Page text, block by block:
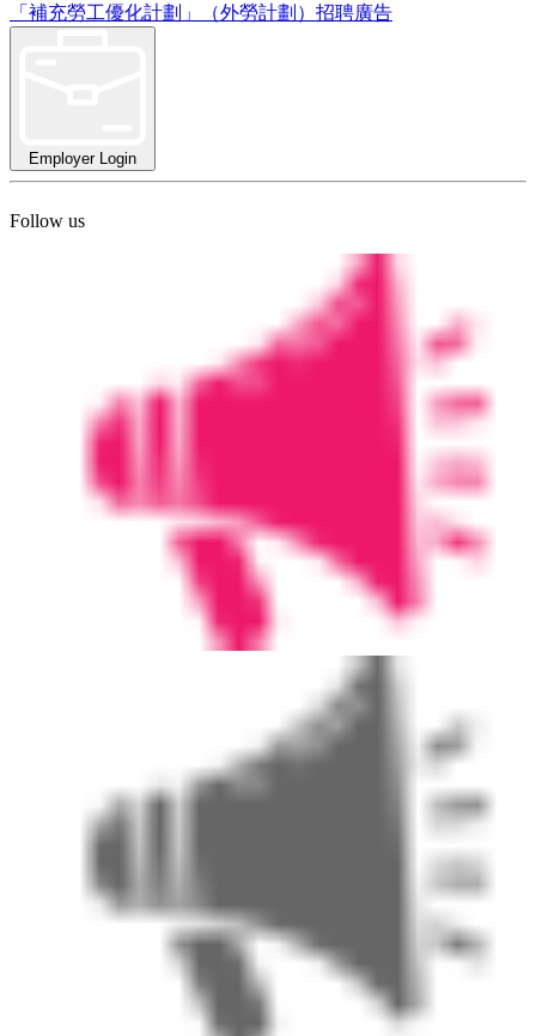
「補充勞工優化計劃」（外勞計劃）招聘廣告
Employer Login
Follow us